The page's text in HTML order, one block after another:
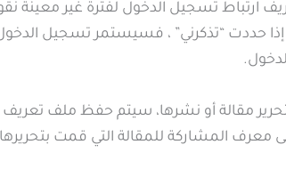
ارتباط تسجيل الدخول لفترة غير معينة
حددت “تذكرني” ، فسيستمر تسجيل
مقالة أو نشرها، سيتم حفظ ملف
المشاركة للمقالة التي قمت بتحريرها للتو. تنتهي صلاحيته